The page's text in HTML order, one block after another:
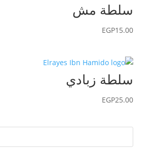
سلطة مش
EGP15.00
سلطة زبادي
EGP25.00